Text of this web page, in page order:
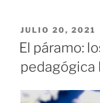
JULIO 20, 2021
El páramo:
pedagógica